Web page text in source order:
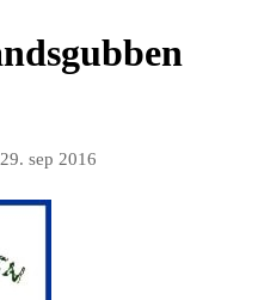
29. sep 2016